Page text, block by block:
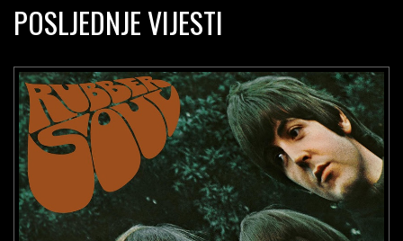
POSLJEDNJE VIJESTI